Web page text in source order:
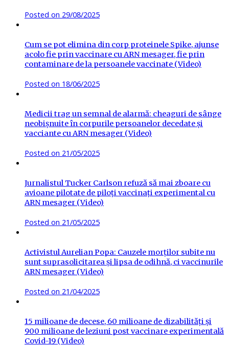
Posted on 29/08/2025
Cum se pot elimina din corp proteinele Spike, ajunse
acolo fie prin vaccinare cu ARN mesager, fie prin
contaminare de la persoanele vaccinate (Video)
Posted on 18/06/2025
Medicii trag un semnal de alarmă: cheaguri de sânge
neobișnuite în corpurile persoanelor decedate și
vacciante cu ARN mesager (Video)
Posted on 21/05/2025
Jurnalistul Tucker Carlson refuză să mai zboare cu
avioane pilotate de piloți vaccinați experimental cu
ARN mesager (Video)
Posted on 21/05/2025
Activistul Aurelian Popa: Cauzele morților subite nu
sunt suprasolicitarea și lipsa de odihnă, ci vaccinurile
ARN mesager (Video)
Posted on 21/04/2025
15 milioane de decese, 60 milioane de dizabilități și
900 milioane de leziuni post vaccinare experimentală
Covid-19 (Video)